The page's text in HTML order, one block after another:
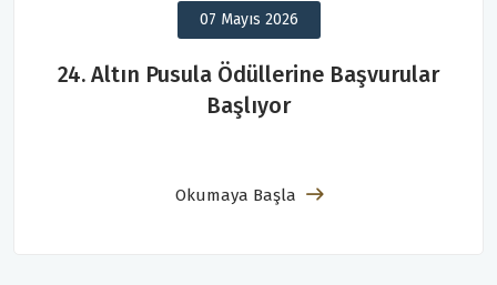
07 Mayıs 2026
24. Altın Pusula Ödüllerine Başvurular
Başlıyor
Okumaya Başla